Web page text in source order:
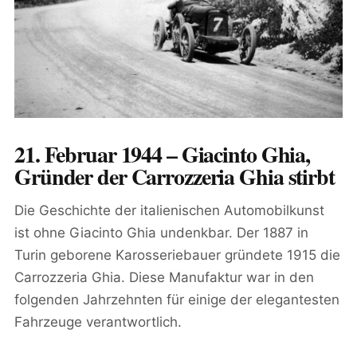
21. Februar 1944 – Giacinto Ghia,
Gründer der Carrozzeria Ghia stirbt
Die Geschichte der italienischen Automobilkunst
ist ohne Giacinto Ghia undenkbar. Der 1887 in
Turin geborene Karosseriebauer gründete 1915 die
Carrozzeria Ghia. Diese Manufaktur war in den
folgenden Jahrzehnten für einige der elegantesten
Fahrzeuge verantwortlich.